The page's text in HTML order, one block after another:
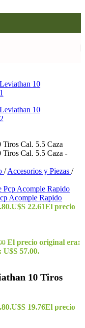
/ Accesorios y Piezas /
Acomple Rapido
U$S 22.61El precio
El precio original era:
U$S 57.00.
10 Tiros
U$S 19.76El precio